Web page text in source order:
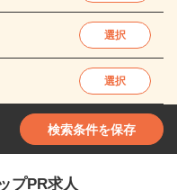
選択
選択
検索条件を保存
プPR求人